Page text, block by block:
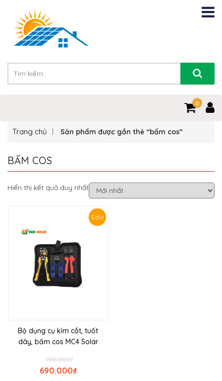
0
Trang chủ Sản phẩm được gắn thẻ “bấm cos”
BẤM COS
Hiển thị kết quả duy nhất
Sale
Bộ dụng cụ kìm cắt, tuốt
dây, bấm cos MC4 Solar
₫
750.000
₫
690.000